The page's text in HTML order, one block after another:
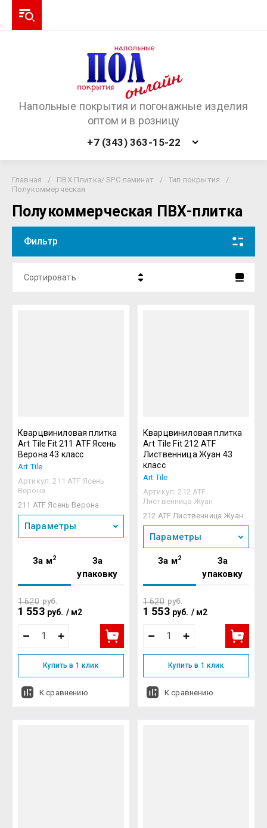
Напольные покрытия и погонажные изделия
оптом и в розницу
+7 (343) 363-15-22
Главная / ПВХ Плитка/ SPC ламинат / Тип покрытия
/
Полукоммерческая
Полукоммерческая ПВХ-плитка
Фильтр
Сортировать
Кварцвиниловая плитка
Art Tile Fit 211 ATF Ясень
Верона 43 класс
Art Tile
Артикул: 211 ATF Ясень
Верона
211 ATF Ясень Верона
Параметры
За м2
За
упаковку
1 620 руб.
1 553 руб. / м2
Купить в 1 клик
К сравнению
Кварцвиниловая плитка
Art Tile Fit 212 ATF
Лиственница Жуан 43
класс
Art Tile
Артикул: 212 ATF
Лиственница Жуан
212 ATF Лиственница Жуан
Параметры
За м2
За
упаковку
1 620 руб.
1 553 руб. / м2
Купить в 1 клик
К сравнению